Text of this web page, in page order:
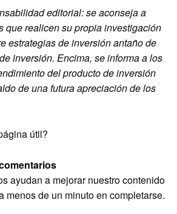
editorial: se aconseja a
que realicen su propia investigación
estrategias de inversión antaño de
inversión. Encima, se informa a los
del producto de inversión
de una futura apreciación de los
útil?
ayudan a mejorar nuestro contenido
menos de un minuto en completarse.